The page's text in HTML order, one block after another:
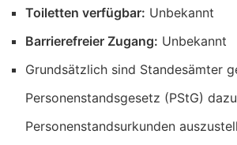
Toiletten verfügbar: Unbekannt
Barrierefreier Zugang: Unbekannt
Grundsätzlich sind Standesämter
Personenstandsgesetz (PStG)
Personenstandsurkunden